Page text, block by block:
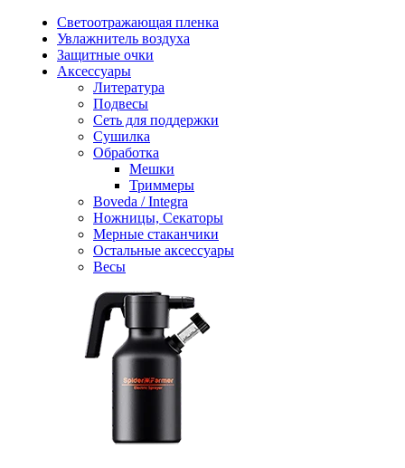
Светоотражающая пленка
Увлажнитель воздуха
Защитные очки
Аксессуары
Литература
Подвесы
Сеть для поддержки
Сушилка
Обработка
Мешки
Триммеры
Boveda / Integra
Ножницы, Секаторы
Мерные стаканчики
Остальные аксессуары
Весы